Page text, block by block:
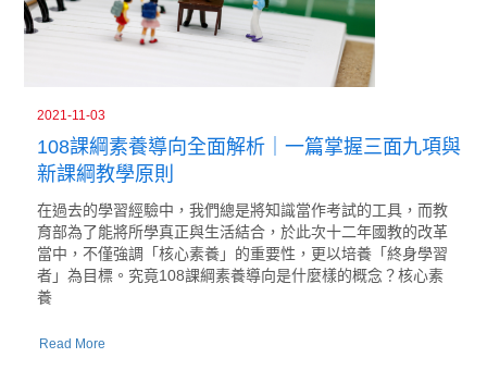
2021-11-03
108課綱素養導向全面解析｜一篇掌握三面九項與
新課綱教學原則
在過去的學習經驗中，我們總是將知識當作考試的工具，而教
育部為了能將所學真正與生活結合，於此次十二年國教的改革
當中，不僅強調「核心素養」的重要性，更以培養「終身學習
者」為目標。究竟108課綱素養導向是什麼樣的概念？核心素
養
Read More